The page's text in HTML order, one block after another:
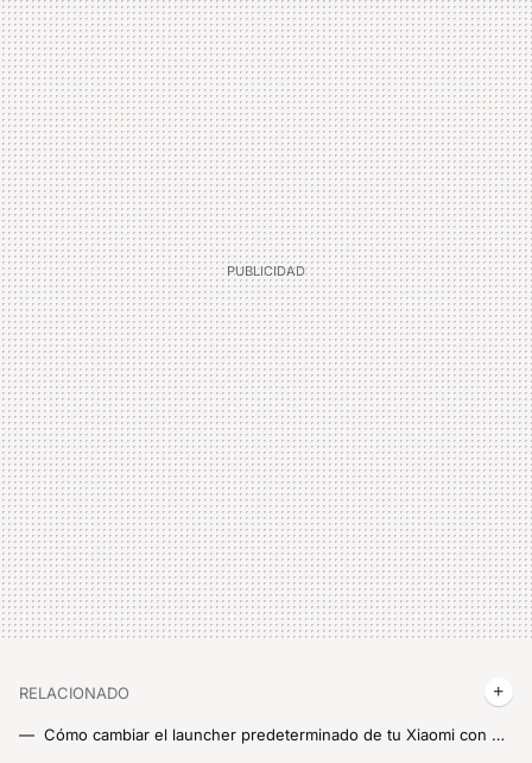
RELACIONADO
Cómo cambiar el launcher predeterminado de tu Xiaomi con MIUI